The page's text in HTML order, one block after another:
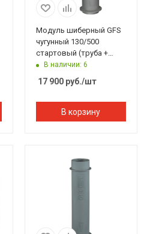
Модуль шиберный GFS
чугунный 130/500
стартовый (труба +
шибер МП)
В наличии: 6
17 900руб./шт
В корзину